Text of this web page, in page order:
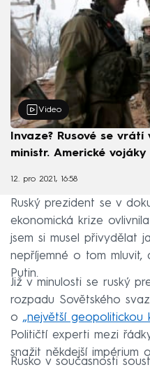
Video
Invaze? Rusové se
ministr. Americké
12. pro 2021, 16:58
Ruský prezident se v
ekonomická krize
jsem si musel přivydělat
nepříjemné o tom mluvit,
Putin.
Již v minulosti se ruský
rozpadu Sovětského
o „největší geopolitickou
Političtí experti mezi
snažit někdejší impérium
Rusko v současnosti